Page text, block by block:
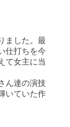
ました。最
仕打ちを今
て女主に当
ん達の演技
いていた作